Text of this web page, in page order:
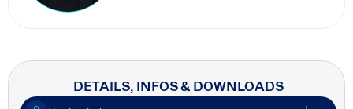
DETAILS, INFOS & DOWNLOADS